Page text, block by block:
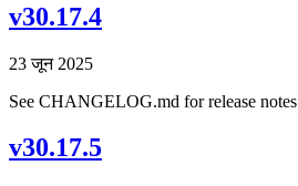
v30.17.4
23 जून 2025
See CHANGELOG.md for release notes
v30.17.5